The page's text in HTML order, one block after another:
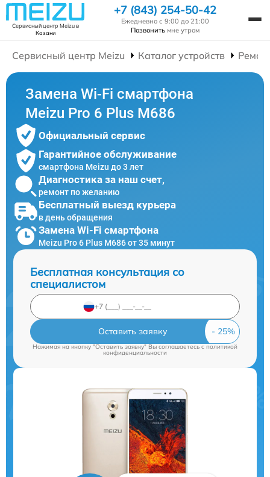
Сервисный центр Meizuв
Казани
+7 (843) 254-50-42
Ежедневно с 9:00 до 21:00
Позвонить мне утром
Сервисный центр Meizu Каталог устройств
Замена Wi-Fi смартфона
Meizu Pro 6 Plus M686
Официальный сервис
Гарантийное обслуживание
смартфона Meizu до 3 лет
Диагностика за наш счет,
ремонт по желанию
Бесплатный выезд курьера
в день обращения
Замена Wi-Fi смартфона
Meizu Pro 6 Plus M686 от 35 минут
Бесплатная консультация со
специалистом
Оставить заявку
Нажимая на кнопку "Оставить заявку" Вы соглашаетесь cполитикой
конфиденциальности